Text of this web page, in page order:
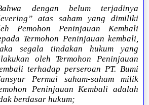
dengan belum terjadinya
atas saham yang dimiliki
Pemohon Peninjauan Kembali
Termohon Peninjauan kembali,
segala tindakan hukum yang
oleh Termohon Peninjauan
terhadap perseroan PT. Bumi
Permai saham-saham milik
Peninjauan Kembali adalah
berdasar hukum;